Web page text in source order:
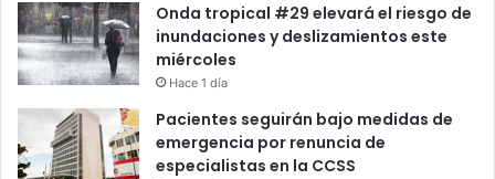
Onda tropical #29 elevará el riesgo de
inundaciones y deslizamientos este
miércoles
Hace 1 día
Pacientes seguirán bajo medidas de
emergencia por renuncia de
especialistas en la CCSS